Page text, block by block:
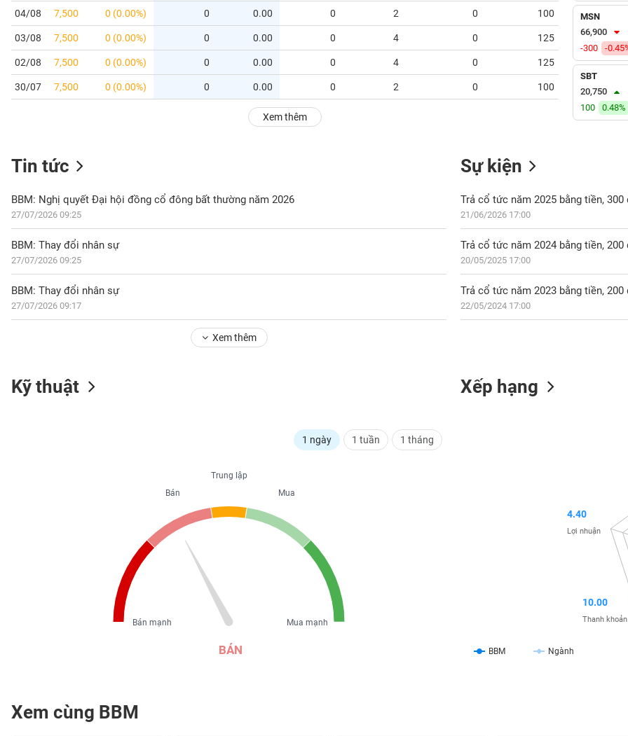
04/08 7,500 0 (0.00%) 0 0.00 0 2 0 100 0.00
03/08 7,500 0 (0.00%) 0 0.00 0 4 0 125 0.00
02/08 7,500 0 (0.00%) 0 0.00 0 4 0 125 0.00
30/07 7,500 0 (0.00%) 0 0.00 0 2 0 100 0.00
Xem thêm
MSN
66,900
-300
-
SBT
20,750
100
0.48%
Tin tức
BBM: Nghị quyết Đại hội đồng cổ đông bất thường năm 2026
27/07/2026 09:25
BBM: Thay đổi nhân sự
27/07/2026 09:25
BBM: Thay đổi nhân sự
27/07/2026 09:17
Xem thêm
Sự kiện
Trả cổ tức năm 2025 bằng tiền, 300
21/06/2026 17:00
Trả cổ tức năm 2024 bằng tiền, 200
20/05/2025 17:00
Trả cổ tức năm 2023 bằng tiền, 200
22/05/2024 17:00
Kỹ thuật
1 ngày 1 tuần 1 tháng
BÁN
Trung lập
Mua
Mua mạnh
Bán
Bán mạnh
Xếp hạng
BBM Ngành
10.00
Thanh khoản
4.40
Lợi nhuận
Xem cùng BBM
PHÂN
TÍCH
VIETSTOCKFINANCE
DOANH
NGHIỆP
CỔ
PHIẾU
SINH